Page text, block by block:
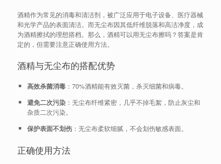
酒精作为常见的消毒和清洁剂，被广泛应用于电子设备、医疗器械
和光学产品的表面清洁。而无尘布因其低纤维脱落和高洁净度，成
为酒精擦拭的理想搭档。那么，酒精可以用无尘布擦吗？答案是肯
定的，但需要注意正确使用方法。
酒精与无尘布的搭配优势
高效杀菌消毒：70%酒精能有效灭菌，杀灭细菌和病毒。
避免二次污染：无尘布纤维紧密，几乎不掉毛絮，防止灰尘和
杂质二次污染。
保护表面不划伤：无尘布柔软细腻，不会划伤敏感表面。
正确使用方法